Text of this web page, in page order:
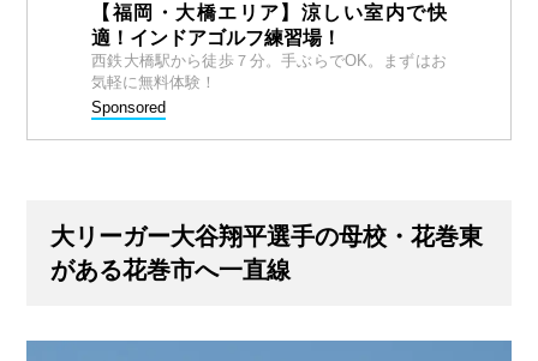
【福岡・大橋エリア】涼しい室内で快
適！インドアゴルフ練習場！
西鉄大橋駅から徒歩７分。手ぶらでOK。まずはお
気軽に無料体験！
Sponsored
大リーガー大谷翔平選手の母校・花巻東
がある花巻市へ一直線